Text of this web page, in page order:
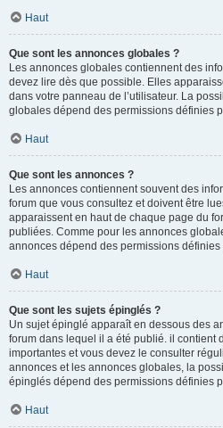
Haut
Que sont les annonces globales ?
Les annonces globales contiennent des
devez lire dès que possible. Elles
dans votre panneau de l’utilisateur. La
globales dépend des permissions définies
Haut
Que sont les annonces ?
Les annonces contiennent souvent des
forum que vous consultez et doivent être
apparaissent en haut de chaque page du
publiées. Comme pour les annonces
annonces dépend des permissions définies
Haut
Que sont les sujets épinglés ?
Un sujet épinglé apparaît en dessous des
forum dans lequel il a été publié. il contient
importantes et vous devez le consulter
annonces et les annonces globales, la
épinglés dépend des permissions définies
Haut